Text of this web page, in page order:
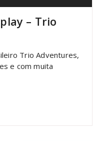
– Trio
Trio Adventures,
e com muita